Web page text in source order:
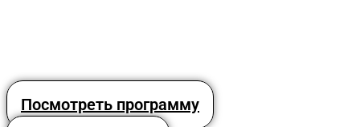
Посмотреть программу